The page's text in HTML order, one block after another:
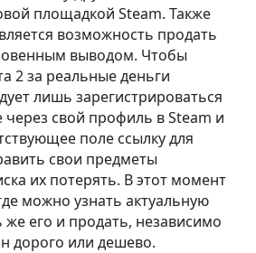
площадкой Steam. Также
возможность продать
выводом. Чтобы
2 за реальные деньги
лишь зарегистрироваться
через свой профиль в Steam и
поле ссылку для
свои предметы
их потерять. В этот момент
можно узнать актуальную
же его и продать, независимо
дорого или дешево.